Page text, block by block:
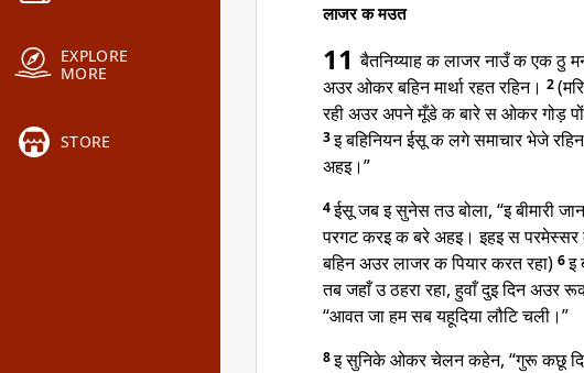
EXPLORE
MORE
STORE
लाजर क मउत
11बैतनिय्याह क लाजर नाउँ क एक ठु
अउर ओकर बहिन मार्था रहत रहिन। 2
रही अउर अपने मूँडे क बारे स ओकर गोड़
3इ बहिनियन ईसू क लगे समाचार भेजे
अहइ।”
4ईसू जब इ सुनेस तउ बोला, “इ बीमारी
परगट करइ क बरे अहइ। इहइ स परमेस्सर
बहिन अउर लाजर क पियार करत रहा) 6इ
तब जहाँ उ ठहरा रहा, हुवाँ दुइ दिन अउर
“आवत जा हम सब यहूदिया लौटि चली।”
8इ सुनिके ओकर चेलन कहेन, “गुरू कछू